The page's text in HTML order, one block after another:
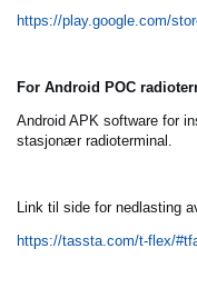
https://play.google.com/
For Android POC
Android APK software for
stasjonær radioterminal.
Link til side for nedlasting
https://tassta.com/t-flex/